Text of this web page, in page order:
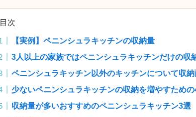
目次
【実例】ペニンシュラキッチンの収納量
3人以上の家族ではペニンシュラキッチンだけの収
ペニンシュラキッチン以外のキッチンについて収
少ないペニンシュラキッチンの収納を増やすため
収納量が多いおすすめのペニンシュラキッチン3選